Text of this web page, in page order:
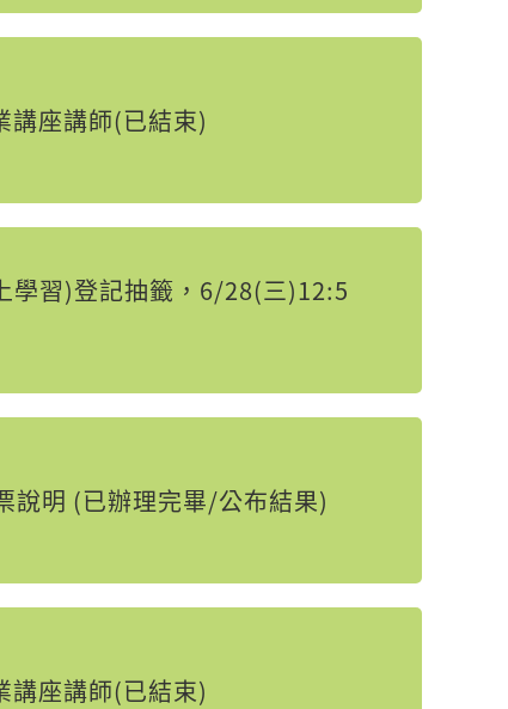
講座講師(已結束)
學習)登記抽籤，6/28(三)12:5
說明 (已辦理完畢/公布結果)
講座講師(已結束)